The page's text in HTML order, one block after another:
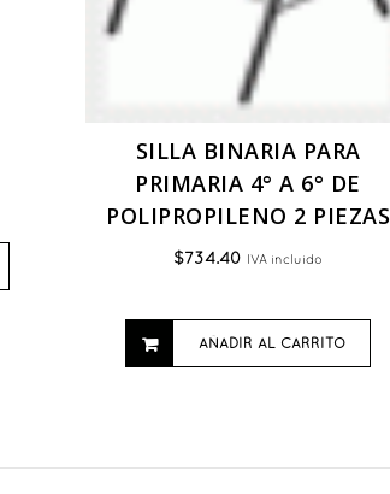
SILLA BINARIA PARA
PRIMARIA 4° A 6° DE
POLIPROPILENO 2 PIEZAS
$734.40 IVA incluido
AÑADIR AL CARRITO